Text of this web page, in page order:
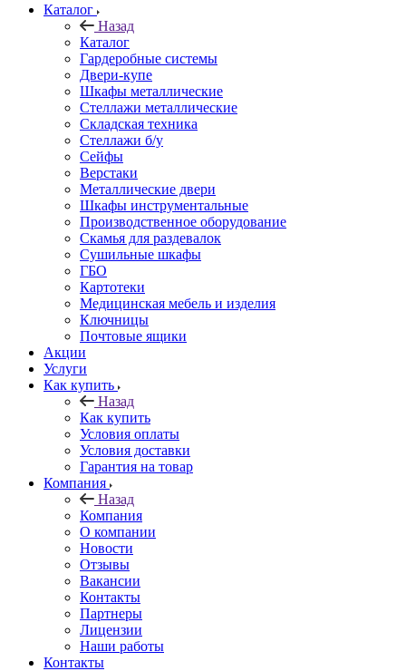
Каталог
Назад
Каталог
Гардеробные системы
Двери-купе
Шкафы металлические
Стеллажи металлические
Складская техника
Стеллажи б/у
Сейфы
Верстаки
Металлические двери
Шкафы инструментальные
Производственное оборудование
Скамья для раздевалок
Сушильные шкафы
ГБО
Картотеки
Медицинская мебель и изделия
Ключницы
Почтовые ящики
Акции
Услуги
Как купить
Назад
Как купить
Условия оплаты
Условия доставки
Гарантия на товар
Компания
Назад
Компания
О компании
Новости
Отзывы
Вакансии
Контакты
Партнеры
Лицензии
Наши работы
Контакты